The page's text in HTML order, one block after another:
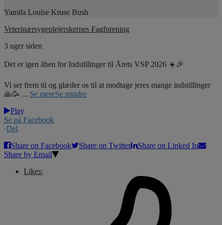
Yamila Louise Kruse Bush
Veterinærsygeplejerskernes Fagforening
3 uger siden
Det er igen åben for Indstillinger til Årets VSP 2026 ☀️🎉
Vi ser frem til og glæder os til at modtage jeres mange indstillinger
🙏🥳 ... Se mereSe mindre
Play
Se på Facebook
·Del
Share on Facebook
Share on Twitter
Share on Linked In
Share by Email
Likes: